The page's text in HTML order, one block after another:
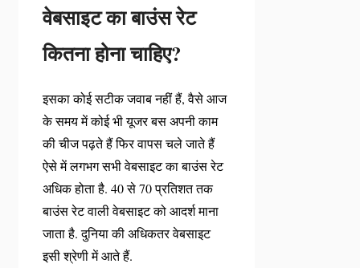
वेबसाइट का बाउंस रेट
कितना होना चाहिए?
इसका कोई सटीक जवाब नहीं हैं, वैसे आज
के समय में कोई भी यूजर बस अपनी काम
की चीज पढ़ते हैं फिर वापस चले जाते हैं
ऐसे में लगभग सभी वेबसाइट का बाउंस रेट
अधिक होता है. 40 से 70 प्रतिशत तक
बाउंस रेट वाली वेबसाइट को आदर्श माना
जाता है. दुनिया की अधिकतर वेबसाइट
इसी श्रेणी में आते हैं.